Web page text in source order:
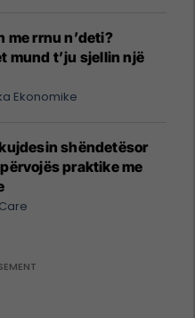
me rrnu n’deti?
mund t’ju sjellin një
Ekonomike
shëndetësor
praktike me